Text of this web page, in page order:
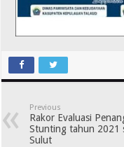
Previous
Rakor Evaluasi
Stunting tahun 2021
Sulut